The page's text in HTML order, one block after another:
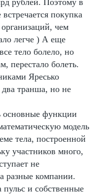
рублей. Поэтому в
покупка
чем
легче ) А еще
тело болело, но
перестало болеть.
Яресько
два транша, но не
основные функции
модель
тела, построенной
участников много,
не
разные компании.
пульс и собственные